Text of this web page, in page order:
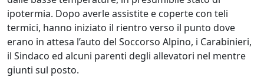
ipotermia. Dopo averle assistite e coperte con teli
termici, hanno iniziato il rientro verso il punto dove
erano in attesa l’auto del Soccorso Alpino, i Carabinieri,
il Sindaco ed alcuni parenti degli allevatori nel mentre
giunti sul posto.